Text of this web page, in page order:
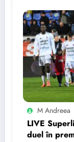
M Andreea
LIVE
duel în